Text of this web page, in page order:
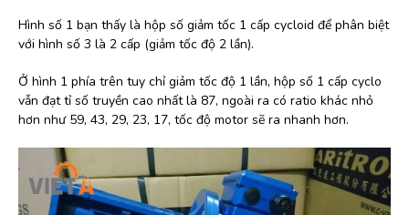
Hình số 1 bạn thấy là hộp số giảm tốc 1 cấp cycloid để phân biệt
với hình số 3 là 2 cấp (giảm tốc độ 2 lần).
Ở hình 1 phía trên tuy chỉ giảm tốc độ 1 lần, hộp số 1 cấp cyclo
vẫn đạt tỉ số truyền cao nhất là 87, ngoài ra có ratio khác nhỏ
hơn như 59, 43, 29, 23, 17, tốc độ motor sẽ ra nhanh hơn.